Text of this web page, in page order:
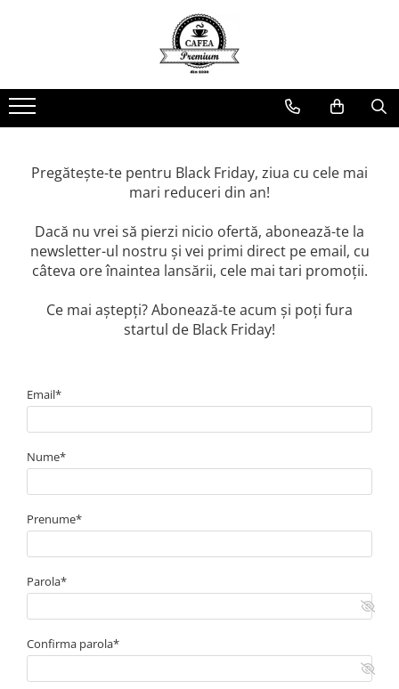
Ceai in Plic
Ceai Vărsat
Capsule cu Cafea
Cafea Instant
Mix-uri
Cacao
Rontanele Sarate
Biscuiti & Fursecuri
Dropsuri/Jeleuri
Guma de Mestecat
Napolitane
Prajituri Ambalate
Cadouri
Condimente
Pahare / Capace / Palete
Ulei și Oțet
Ustensile Diverse
Pregătește-te pentru Black Friday, ziua cu cele mai
mari reduceri din an!
Dacă nu vrei să pierzi nicio ofertă, abonează-te la
newsletter-ul nostru și vei primi direct pe email, cu
câteva ore înaintea lansării, cele mai tari promoții.
Ce mai aștepți? Abonează-te acum și poți fura
startul de Black Friday!
Email*
Nume*
Prenume*
Parola*
Confirma parola*